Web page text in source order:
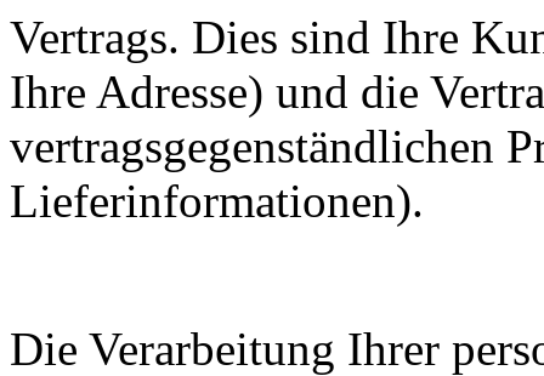
Vertrags. Dies sind Ihre
Ihre Adresse) und die
vertragsgegenständlichen
Lieferinformationen).
Die Verarbeitung Ihrer